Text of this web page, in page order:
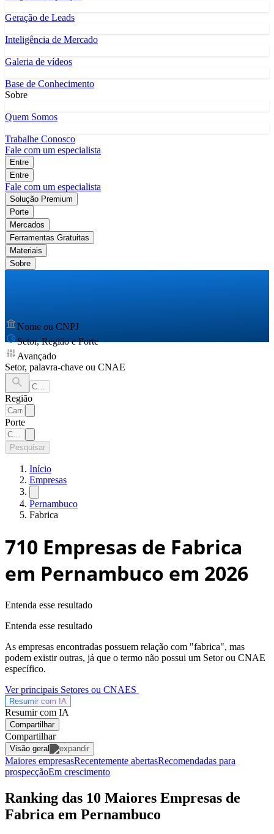
Geração de Leads
Inteligência de Mercado
Galeria de vídeos
Base de Conhecimento
Sobre
Quem Somos
Trabalhe Conosco
Fale com um especialista
Entre
Entre
Fale com um especialista
Solução Premium
Porte
Mercados
Ferramentas Gratuitas
Materiais
Sobre
Nome ou CNPJ
Setor, Região e Porte
Avançado
Setor, palavra-chave ou CNAE
Região
Porte
Pesquisar
Início
Empresas
Pernambuco
Fabrica
710 Empresas de Fabrica
em Pernambuco em 2026
Entenda esse resultado
Entenda esse resultado
As empresas encontradas possuem relação com "fabrica", mas
podem existir outras, já que o termo não possui um Setor ou CNAE
específico.
Ver principais Setores ou CNAES
Resumir com IA
Resumir com IA
Compartilhar
Compartilhar
Visão geral
Maiores empresasRecentemente abertasRecomendadas para
prospecçãoEm crescimento
Ranking das 10 Maiores Empresas de
Fabrica em Pernambuco